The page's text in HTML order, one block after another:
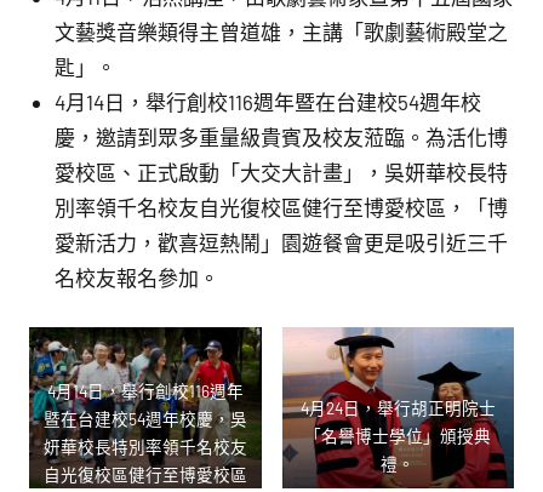
文藝獎音樂類得主曾道雄，主講「歌劇藝術殿堂之
匙」。
4月14日，舉行創校116週年暨在台建校54週年校
慶，邀請到眾多重量級貴賓及校友蒞臨。為活化博
愛校區、正式啟動「大交大計畫」，吳妍華校長特
別率領千名校友自光復校區健行至博愛校區，「博
愛新活力，歡喜逗熱鬧」園遊餐會更是吸引近三千
名校友報名參加。
4月14日，舉行創校116週年
暨在台建校54週年校慶，吳
妍華校長特別率領千名校友
自光復校區健行至博愛校區
4月24日，舉行胡正明院士
「名譽博士學位」頒授典
禮。